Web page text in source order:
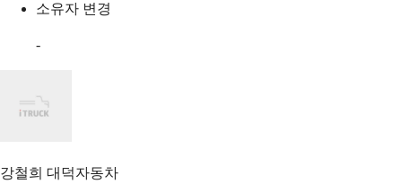
소유자 변경
-
강철희 대덕자동차